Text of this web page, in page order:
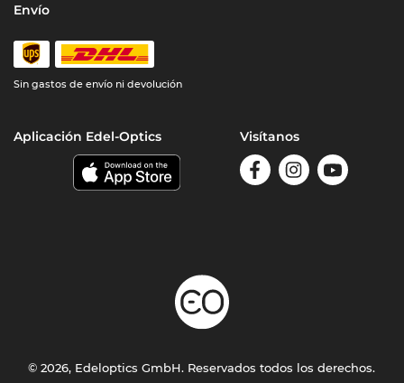
Envío
Sin gastos de envío ni devolución
Aplicación Edel-Optics Visítanos
© 2026, Edeloptics GmbH. Reservados todos los derechos.